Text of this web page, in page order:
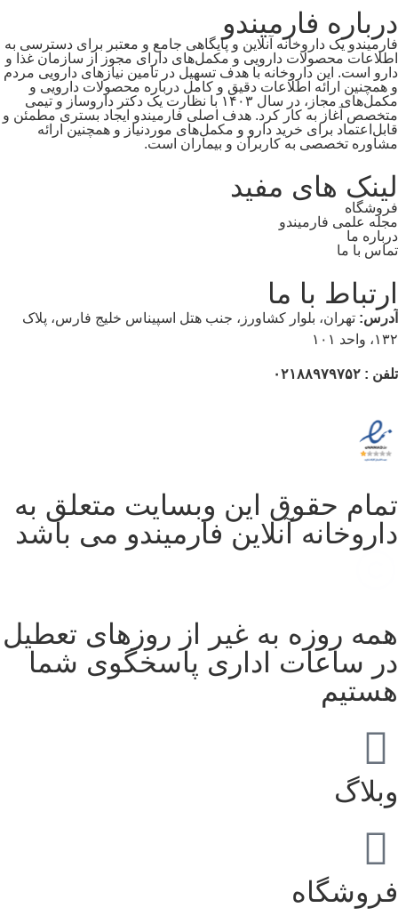
درباره فارمیندو
فارمیندو یک داروخانه آنلاین و پایگاهی جامع و معتبر برای دسترسی به
اطلاعات محصولات دارویی و مکمل‌های دارای مجوز از سازمان غذا و
دارو است. این داروخانه با هدف تسهیل در تامین نیازهای دارویی مردم
و همچنین ارائه اطلاعات دقیق و کامل درباره محصولات دارویی و
مکمل‌های مجاز، در سال ۱۴۰۳ با نظارت یک دکتر داروساز و تیمی
متخصص آغاز به کار کرد. هدف اصلی فارمیندو ایجاد بستری مطمئن و
قابل‌اعتماد برای خرید دارو و مکمل‌های موردنیاز و همچنین ارائه
مشاوره تخصصی به کاربران و بیماران است.
لینک های مفید
فروشگاه
مجله علمی فارمیندو
درباره ما
تماس با ما
ارتباط با ما
آدرس: تهران، بلوار کشاورز، جنب هتل اسپیناس خلیج فارس، پلاک
۱۳۲، واحد ۱۰۱
تلفن : ۰۲۱۸۸۹۷۹۷۵۲
تمام حقوق این وبسایت متعلق به
داروخانه آنلاین فارمیندو می باشد
همه روزه به غیر از روزهای تعطیل
در ساعات اداری پاسخگوی شما
هستیم
وبلاگ
فروشگاه